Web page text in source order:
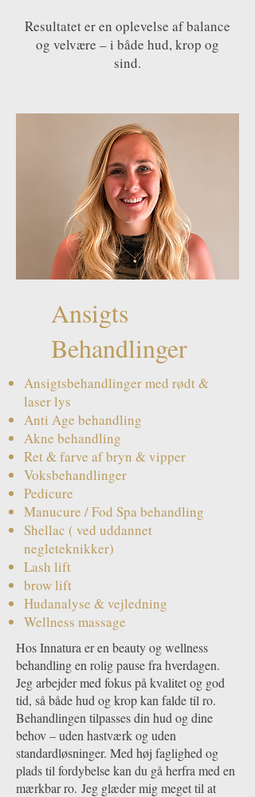
Resultatet er en oplevelse af balance
og velvære – i både hud, krop og
sind.
Ansigts
Behandlinger
Ansigtsbehandlinger med rødt &
laser lys
Anti Age behandling
Akne behandling
Ret & farve af bryn & vipper
Voksbehandlinger
Pedicure
Manucure / Fod Spa behandling
Shellac ( ved uddannet
negleteknikker)
Lash lift
brow lift
Hudanalyse & vejledning
Wellness massage
Hos Innatura er en beauty og wellness
behandling en rolig pause fra hverdagen.
Jeg arbejder med fokus på kvalitet og god
tid, så både hud og krop kan falde til ro.
Behandlingen tilpasses din hud og dine
behov – uden hastværk og uden
standardløsninger. Med høj faglighed og
plads til fordybelse kan du gå herfra med en
mærkbar ro. Jeg glæder mig meget til at